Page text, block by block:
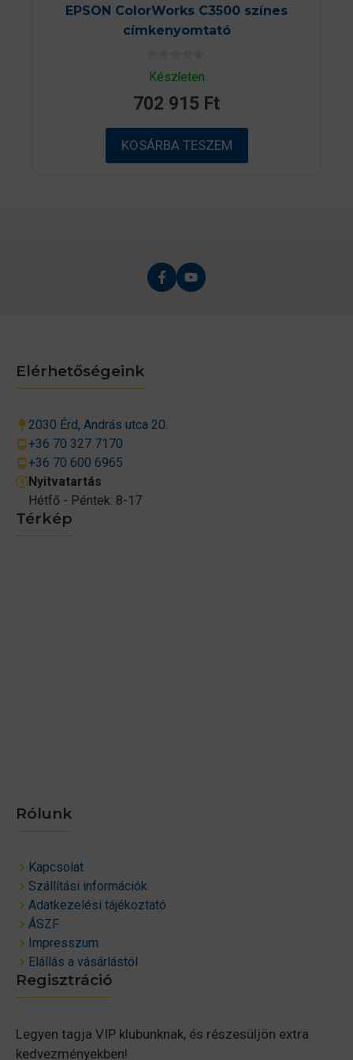
EPSON ColorWorks C3500 színes
címkenyomtató
0
a
b
ő
l
Készleten
702 915 Ft
KOSÁRBA TESZEM
Térkép
Rólunk
Kapcsolat
Szállítási információk
Adatkezelési tájékoztató
ÁSZF
Impresszum
Elállás a vásárlástól
Elérhetőségeink
2030 Érd, András utca 20.
+36 70 327 7170
+36 70 600 6965
Nyitvatartás
Hétfő - Péntek: 8-17
Regisztráció
Legyen tagja VIP klubunknak, és részesüljön extra
kedvezményekben!